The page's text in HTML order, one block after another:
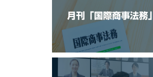
月刊「国際商事法務」